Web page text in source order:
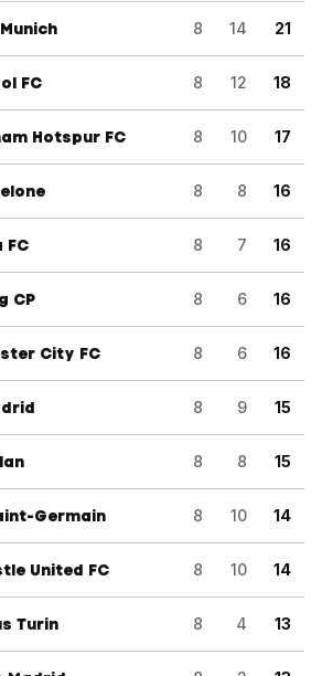
8 14 21
FC 8 12 18
Hotspur FC 8 10 17
8 8 16
FC 8 7 16
CP 8 6 16
City FC 8 6 16
8 9 15
8 8 15
Germain 8 10 14
United FC 8 10 14
Turin 8 4 13